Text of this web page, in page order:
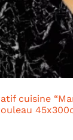
cuisine